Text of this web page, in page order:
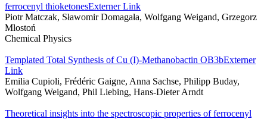
ferrocenyl thioketonesExterner Link
Piotr Matczak, Sławomir Domagała, Wolfgang Weigand, Grzegorz
Mlostoń
Chemical Physics
Templated Total Synthesis of Cu (I)-Methanobactin OB3bExterner
Link
Emilia Cupioli, Frédéric Gaigne, Anna Sachse, Philipp Buday,
Wolfgang Weigand, Phil Liebing, Hans-Dieter Arndt
Theoretical insights into the spectroscopic properties of ferrocenyl